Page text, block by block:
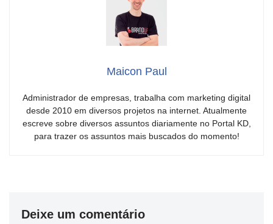
Maicon Paul
Administrador de empresas, trabalha com marketing digital
desde 2010 em diversos projetos na internet. Atualmente
escreve sobre diversos assuntos diariamente no Portal KD,
para trazer os assuntos mais buscados do momento!
Deixe um comentário